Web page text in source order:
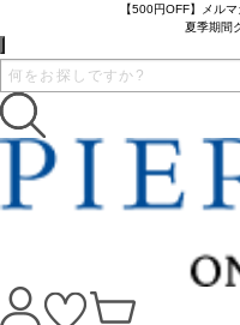
【500円OFF】メル
夏季期間